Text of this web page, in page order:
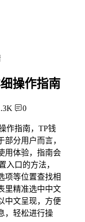
操作指南
0
作指南，TP钱
分用户而言，
用体验，指南会
入口的方法，
项等位置查找相
里精准选中中文
中文呈现，方便
，轻松进行操